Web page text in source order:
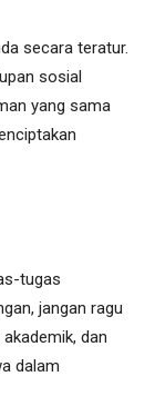
secara teratur.
sosial
yang sama
tugas
jangan ragu
dan
dalam